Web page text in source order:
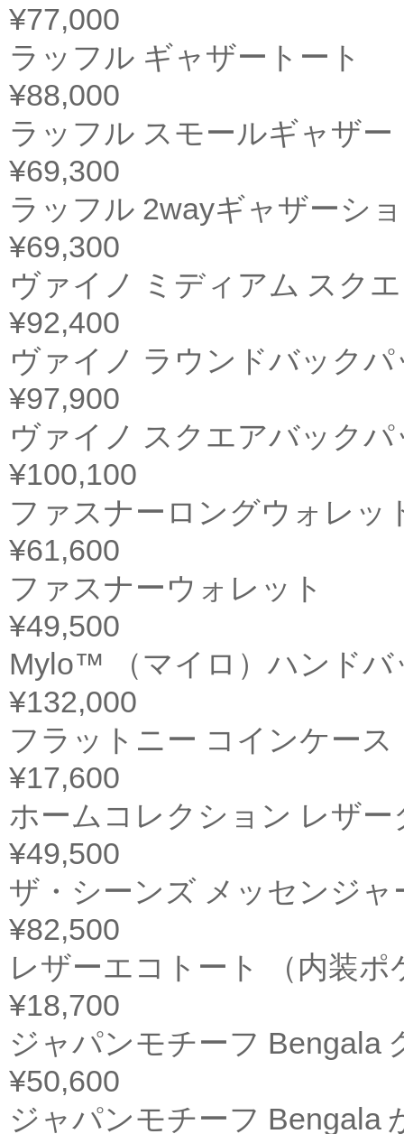
¥77,000
ラッフル ギャザートート
¥88,000
ラッフル スモールギャザー
¥69,300
ラッフル 2wayギャザーシ
¥69,300
ヴァイノ ミディアム スク
¥92,400
ヴァイノ ラウンドバックパ
¥97,900
ヴァイノ スクエアバックパ
¥100,100
ファスナーロングウォレッ
¥61,600
ファスナーウォレット
¥49,500
Mylo™ （マイロ）ハンドバ
¥132,000
フラットニー コインケース
¥17,600
ホームコレクション レザ
¥49,500
ザ・シーンズ メッセンジャ
¥82,500
レザーエコトート （内装ポ
¥18,700
ジャパンモチーフ Bengala
¥50,600
ジャパンモチーフ Bengala